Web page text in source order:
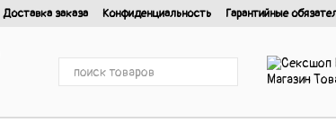
Доставка заказа Конфиденциальность Гарантийные